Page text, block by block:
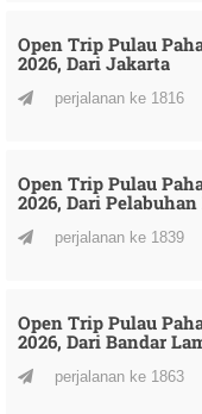
Open Trip Pulau
2026, Dari Jakarta
perjalanan ke 1816
Open Trip Pulau
2026, Dari
perjalanan ke 1839
Open Trip Pulau
2026, Dari Bandar
perjalanan ke 1863